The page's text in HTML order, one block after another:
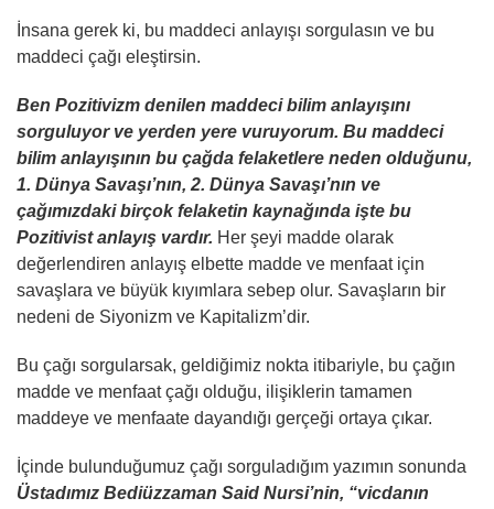
İnsana gerek ki, bu maddeci anlayışı sorgulasın ve bu
maddeci çağı eleştirsin.
Ben Pozitivizm denilen maddeci bilim anlayışını
sorguluyor ve yerden yere vuruyorum. Bu maddeci
bilim anlayışının bu çağda felaketlere neden olduğunu,
1. Dünya Savaşı’nın, 2. Dünya Savaşı’nın ve
çağımızdaki birçok felaketin kaynağında işte bu
Pozitivist anlayış vardır. Her şeyi madde olarak
değerlendiren anlayış elbette madde ve menfaat için
savaşlara ve büyük kıyımlara sebep olur. Savaşların bir
nedeni de Siyonizm ve Kapitalizm’dir.
Bu çağı sorgularsak, geldiğimiz nokta itibariyle, bu çağın
madde ve menfaat çağı olduğu, ilişiklerin tamamen
maddeye ve menfaate dayandığı gerçeği ortaya çıkar.
İçinde bulunduğumuz çağı sorguladığım yazımın sonunda
Üstadımız Bediüzzaman Said Nursi’nin, “vicdanın